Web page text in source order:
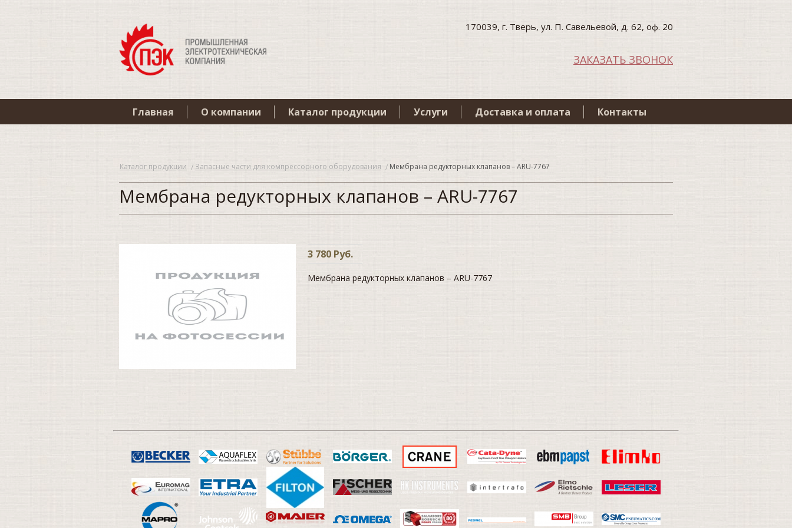
170039, г. Тверь, ул. П. Савельевой, д. 62, оф. 20
ЗАКАЗАТЬ ЗВОНОК
Главная О компании Каталог продукции Услуги Доставка и оплата Контакты
Каталог продукции Запасные части для компрессорного оборудования Мембрана редукторных клапанов – ARU-7767
Мембрана редукторных клапанов – ARU-7767
3 780 Руб.
Мембрана редукторных клапанов – ARU-7767